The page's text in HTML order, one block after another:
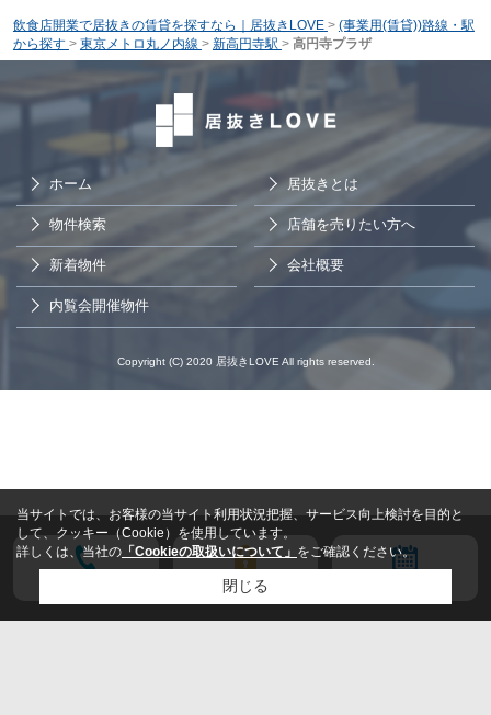
飲食店開業で居抜きの賃貸を探すなら｜居抜きLOVE > (事業用(賃貸))路線・駅
から探す > 東京メトロ丸ノ内線 > 新高円寺駅 > 高円寺プラザ
ホーム 居抜きとは
物件検索 店舗を売りたい方へ
新着物件 会社概要
内覧会開催物件
会員登録
Copyright (C) 2020 居抜きLOVE All rights reserved.
当サイトでは、お客様の当サイト利用状況把握、サービス向上検討を目的と
して、クッキー（Cookie）を使用しています。
詳しくは、当社の 「Cookieの取扱いについて」 をご確認ください。
閉じる